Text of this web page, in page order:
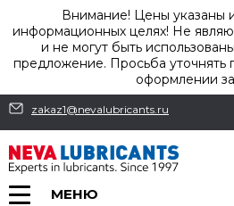
Внимание! Цены указаны
информационных целях! Не
и не могут быть
предложение. Просьба уточнять
оформлении
zakaz1@nevalubricants.ru
МЕНЮ